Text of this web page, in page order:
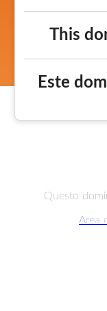
This
Este
Questo
Area